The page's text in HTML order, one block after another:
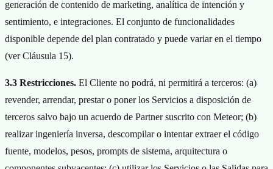
generación de contenido de marketing, analítica de intención y
sentimiento, e integraciones. El conjunto de funcionalidades
disponible depende del plan contratado y puede variar en el tiempo
(ver Cláusula 15).
3.3 Restricciones. El Cliente no podrá, ni permitirá a terceros: (a)
revender, arrendar, prestar o poner los Servicios a disposición de
terceros salvo bajo un acuerdo de Partner suscrito con Meteor; (b)
realizar ingeniería inversa, descompilar o intentar extraer el código
fuente, modelos, pesos, prompts de sistema, arquitectura o